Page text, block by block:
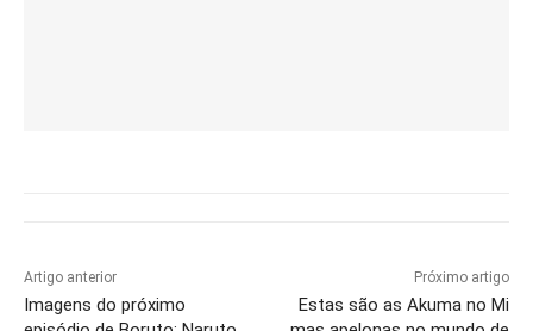
Artigo anterior
Imagens do próximo
Próximo artigo
Estas são as Akuma no Mi